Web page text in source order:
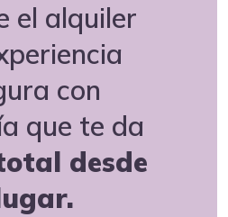
el alquiler
con
que te da
desde